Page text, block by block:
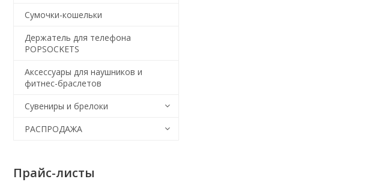
Сумочки-кошельки
Держатель для телефона
POPSOCKETS
Аксессуары для наушников и
фитнес-браслетов
Сувениры и брелоки
РАСПРОДАЖА
Прайс-листы